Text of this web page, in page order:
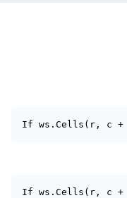
If ws.Cells(r, c +
If ws.Cells(r, c +